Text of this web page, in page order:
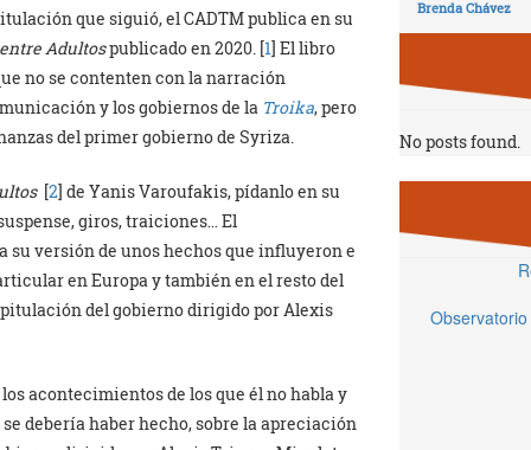
que siguió, el CADTM publica en su
Adultospublicado en 2020. [1] El libro
no se contenten con la narración
y los gobiernos de la Troika, pero
del primer gobierno de Syriza.
[2] de Yanis Varoufakis, pídanlo en su
giros, traiciones… El
su versión de unos hechos que influyeron e
en Europa y también en el resto del
del gobierno dirigido por Alexis
acontecimientos de los que él no habla y
debería haber hecho, sobre la apreciación
Brenda Chávez
No posts found.